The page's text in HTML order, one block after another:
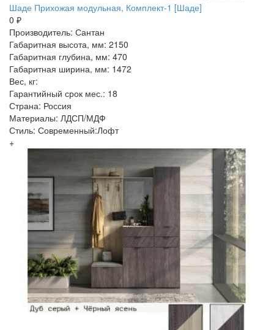
Шаде Прихожая модульная, Комплект-1 [Шаде]
0 ₽
Производитель: Сантан
Габаритная высота, мм: 2150
Габаритная глубина, мм: 470
Габаритная ширина, мм: 1472
Вес, кг:
Гарантийный срок мес.: 18
Страна: Россия
Материалы: ЛДСП/МДФ
Стиль: Современный:Лофт
+